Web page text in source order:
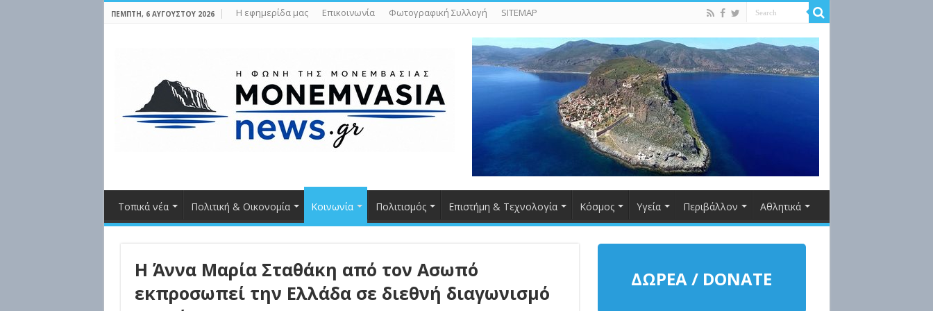
ΠΈΜΠΤΗ, 6 ΑΥΓΟΎΣΤΟΥ 2026 Η εφημερίδα μας Επικοινωνία Φωτογραφική Συλλογή SITEMAP
Τοπικά νέα Πολιτική & Οικονομία Κοινωνία Πολιτισμός Επιστήμη & Τεχνολογία Κόσμος Υγεία Περιβάλλον Αθλητικά
Η Άννα Μαρία Σταθάκη από τον Ασωπό
εκπροσωπεί την Ελλάδα σε διεθνή διαγωνισμό
ΔΩΡΕΑ / DONATE